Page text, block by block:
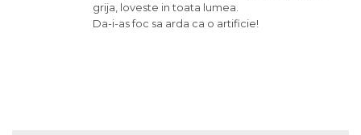
grija, loveste in toata lumea.
Da-i-as foc sa arda ca o artificie!